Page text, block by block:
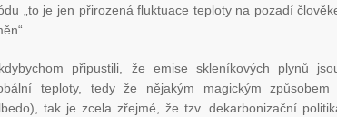
„to je jen přirozená fluktuace teploty na pozadí
připustili, že emise skleníkových plynů
teploty, tedy že nějakým magickým
tak je zcela zřejmé, že tzv. dekarbonizační